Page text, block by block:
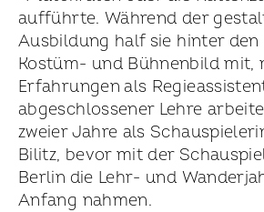
aufführte. Während der
Ausbildung half sie hinter den
Kostüm- und Bühnenbild mit,
Erfahrungen als
abgeschlossener Lehre
zweier Jahre als
Bilitz, bevor mit der
Berlin die Lehr- und
Anfang nahmen.